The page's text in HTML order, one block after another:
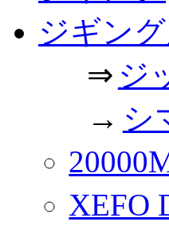
ジギン
⇒ ジ
→ シ
XEFO